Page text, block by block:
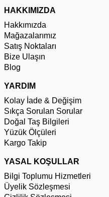
HAKKIMIZDA
Hakkımızda
Mağazalarımız
Satış Noktaları
Bize Ulaşın
Blog
YARDIM
Kolay İade & Değişim
Sıkça Sorulan Sorular
Doğal Taş Bilgileri
Yüzük Ölçüleri
Kargo Takip
YASAL KOŞULLAR
Bilgi Toplumu Hizmetleri
Üyelik Sözleşmesi